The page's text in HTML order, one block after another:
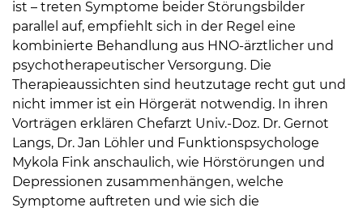
Vereinbarung.
ist – treten Symptome beider Störungsbilder
parallel auf, empfiehlt sich in der Regel eine
kombinierte Behandlung aus HNO-ärztlicher und
psychotherapeutischer Versorgung. Die
Therapieaussichten sind heutzutage recht gut und
nicht immer ist ein Hörgerät notwendig. In ihren
Vorträgen erklären Chefarzt Univ.-Doz. Dr. Gernot
Langs, Dr. Jan Löhler und Funktionspsychologe
Mykola Fink anschaulich, wie Hörstörungen und
Depressionen zusammenhängen, welche
Symptome auftreten und wie sich die